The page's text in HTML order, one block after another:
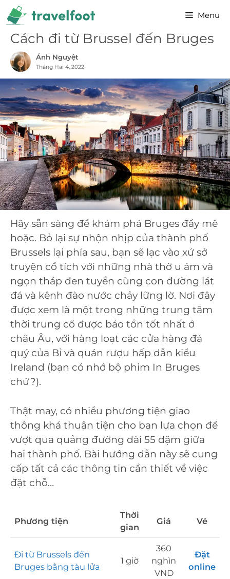
Chuyển
đến
nội
dung
Menu
Cách đi từ Brussel đến Bruges
Ánh Nguyệt
Tháng Hai 4, 2022
Hãy sẵn sàng để khám phá Bruges đầy mê
hoặc. Bỏ lại sự nhộn nhịp của thành phố
Brussels lại phía sau, bạn sẽ lạc vào xứ sở
truyện cổ tích với những nhà thờ u ám và
ngọn tháp đen tuyền cùng con đường lát
đá và kênh đào nước chảy lững lờ. Nơi đây
được xem là một trong những trung tâm
thời trung cổ được bảo tồn tốt nhất ở
châu Âu, với hàng loạt các cửa hàng đá
quý của Bỉ và quán rượu hấp dẫn kiểu
Ireland (bạn có nhớ bộ phim In Bruges
chứ?).
Thật may, có nhiều phương tiện giao
thông khá thuận tiện cho bạn lựa chọn để
vượt qua quảng đường dài 55 dặm giữa
hai thành phố. Bài hướng dẫn này sẽ cung
cấp tất cả các thông tin cần thiết về việc
đặt chỗ…
Phương tiện
Thời
gian
Giá Vé
Đi từ Brussels đến
Bruges bằng tàu lửa
1 giờ
360
nghìn
VND
Đặt
online